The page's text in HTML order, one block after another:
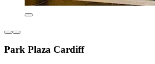
Park Plaza Cardiff